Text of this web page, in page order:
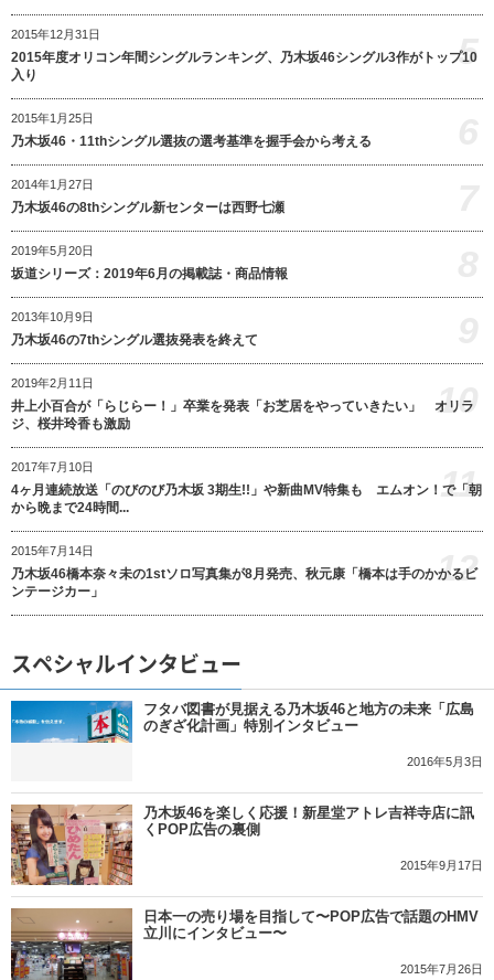
2015年12月31日
2015年度オリコン年間シングルランキング、乃木坂46シングル3作がトップ10
入り
5
2015年1月25日
乃木坂46・11thシングル選抜の選考基準を握手会から考える
2014年1月27日
乃木坂46の8thシングル新センターは西野七瀬
2019年5月20日
坂道シリーズ：2019年6月の掲載誌・商品情報
2013年10月9日
乃木坂46の7thシングル選抜発表を終えて
2019年2月11日
井上小百合が「らじらー！」卒業を発表「お芝居をやっていきたい」 オリラ
ジ、桜井玲香も激励
10
2017年7月10日
4ヶ月連続放送「のびのび乃木坂 3期生!!」や新曲MV特集も エムオン！で「朝
から晩まで24時間...
11
2015年7月14日
乃木坂46橋本奈々未の1stソロ写真集が8月発売、秋元康「橋本は手のかかるビ
ンテージカー」
12
スペシャルインタビュー
フタバ図書が見据える乃木坂46と地方の未来「広島
のぎざ化計画」特別インタビュー
2016年5月3日
乃木坂46を楽しく応援！新星堂アトレ吉祥寺店に訊
くPOP広告の裏側
2015年9月17日
日本一の売り場を目指して〜POP広告で話題のHMV
立川にインタビュー〜
2015年7月26日